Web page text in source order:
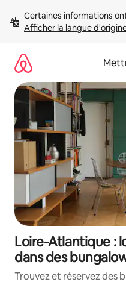
directement
Afficher la langue
Loire-Atlantique :
dans des
Trouvez et réservez des